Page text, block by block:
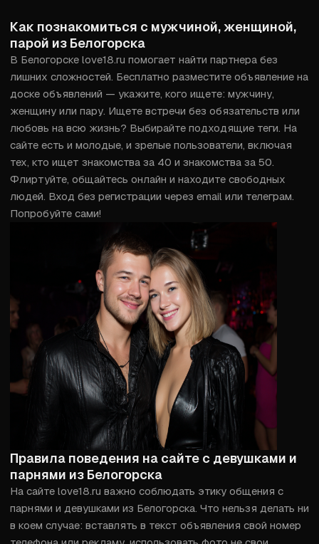
Как познакомиться с мужчиной, женщиной,
парой из Белогорска
В Белогорске love18.ru помогает найти партнера без
лишних сложностей. Бесплатно разместите объявление на
доске объявлений — укажите, кого ищете: мужчину,
женщину или пару. Ищете встречи без обязательств или
любовь на всю жизнь? Выбирайте подходящие теги. На
сайте есть и молодые, и зрелые пользователи, включая
тех, кто ищет знакомства за 40 и знакомства за 50.
Флиртуйте, общайтесь онлайн и находите свободных
людей. Вход без регистрации через email или телеграм.
Попробуйте сами!
Правила поведения на сайте с девушками и
парнями из Белогорска
На сайте love18.ru важно соблюдать этику общения с
парнями и девушками из Белогорска. Что нельзя делать ни
в коем случае: вставлять в текст объявления свой номер